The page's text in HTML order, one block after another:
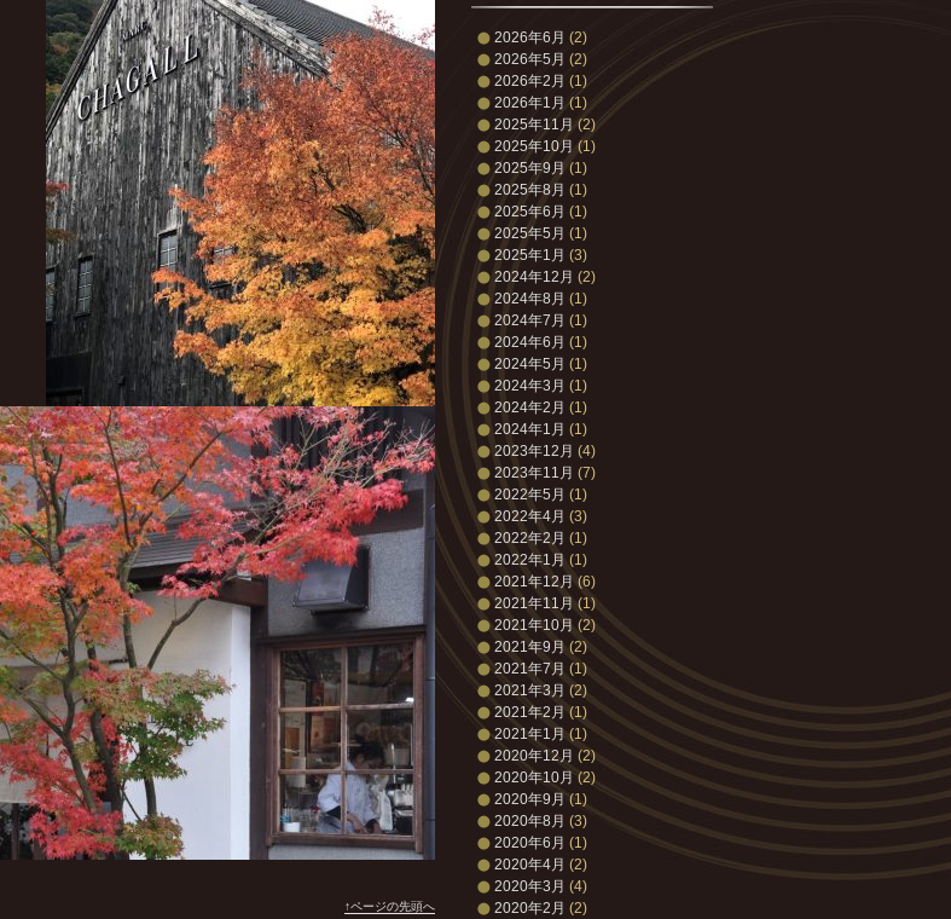
↑ページの先頭へ
2026年6月 (2)
2026年5月 (2)
2026年2月 (1)
2026年1月(1)
2025年11月 (2)
2025年10月 (1)
2025年9月 (1)
2025年8月 (1)
2025年6月 (1)
2025年5月 (1)
2025年1月 (3)
2024年12月 (2)
2024年8月 (1)
2024年7月 (1)
2024年6月 (1)
2024年5月 (1)
2024年3月 (1)
2024年2月 (1)
2024年1月 (1)
2023年12月 (4)
2023年11月 (7)
2022年5月 (1)
2022年4月 (3)
2022年2月 (1)
2022年1月 (1)
2021年12月 (6)
2021年11月 (1)
2021年10月 (2)
2021年9月 (2)
2021年7月 (1)
2021年3月 (2)
2021年2月 (1)
2021年1月 (1)
2020年12月 (2)
2020年10月 (2)
2020年9月 (1)
2020年8月 (3)
2020年6月 (1)
2020年4月 (2)
2020年3月 (4)
2020年2月 (2)